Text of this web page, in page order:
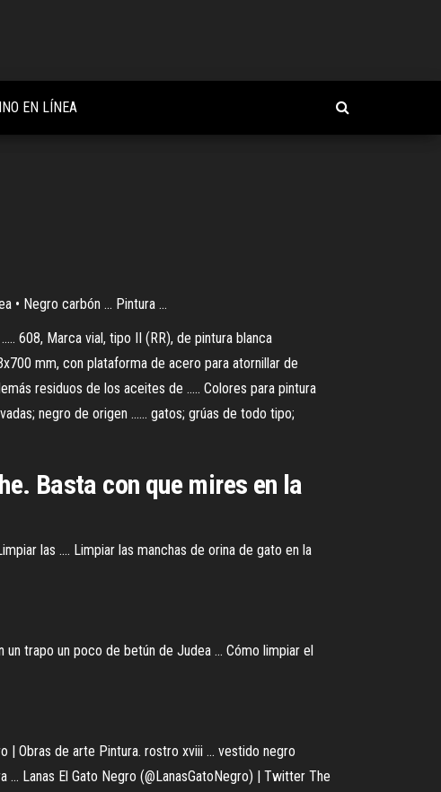
EN LÍNEA
• Negro carbón ... Pintura ...
608, Marca vial, tipo II (RR), de pintura blanca
mm, con plataforma de acero para atornillar de
residuos de los aceites de ..... Colores para pintura
negro de origen ...... gatos; grúas de todo tipo;
Basta con que mires en la
las .... Limpiar las manchas de orina de gato en la
trapo un poco de betún de Judea ... Cómo limpiar el
| Obras de arte Pintura. rostro xviii ... vestido negro
... Lanas El Gato Negro (@LanasGatoNegro) | Twitter The